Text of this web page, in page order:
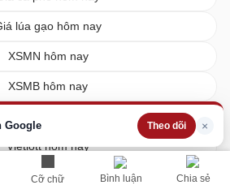
Cỡ chữ Bình luận Chia sẻ
Google Theo dõi ×
lúa gạo hôm nay
XSMN hôm nay
XSMB hôm nay
Vietlott hôm nay